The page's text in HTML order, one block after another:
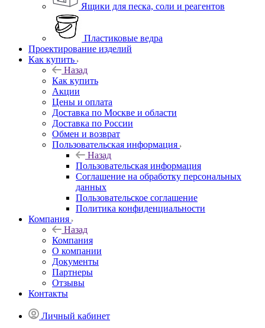
Ящики для песка, соли и реагентов
Пластиковые ведра
Проектирование изделий
Как купить
Назад
Как купить
Акции
Цены и оплата
Доставка по Москве и области
Доставка по России
Обмен и возврат
Пользовательская информация
Назад
Пользовательская информация
Соглашение на обработку персональных
данных
Пользовательское соглашение
Политика конфиденциальности
Компания
Назад
Компания
О компании
Документы
Партнеры
Отзывы
Контакты
Личный кабинет